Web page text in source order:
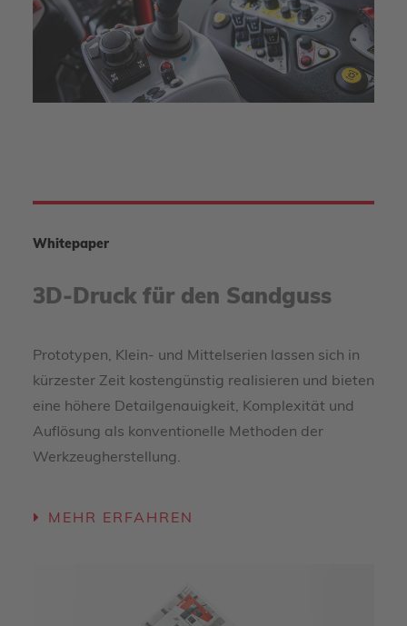
Whitepaper
3D-Druck für den Sandguss
Prototypen, Klein- und Mittelserien lassen sich in
kürzester Zeit kostengünstig realisieren und bieten
eine höhere Detailgenauigkeit, Komplexität und
Auflösung als konventionelle Methoden der
Werkzeugherstellung.
MEHR ERFAHREN